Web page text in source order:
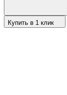
Купить в 1 клик